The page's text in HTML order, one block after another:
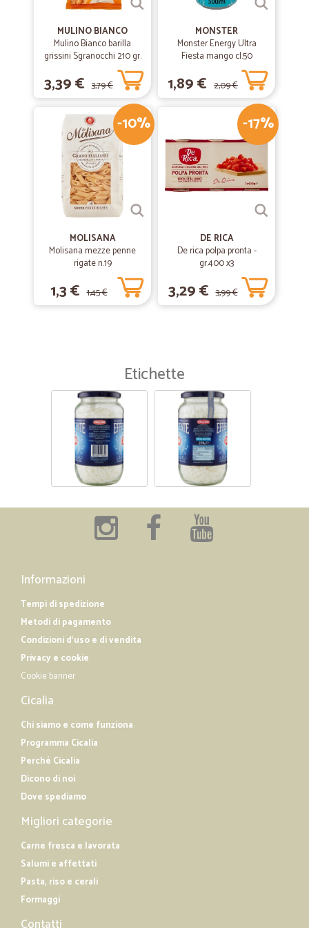
MULINO BIANCO
Mulino Bianco barilla
grissini Sgranocchi 210 gr.
3,39 € 3,79 €
MONSTER
Monster Energy Ultra
Fiesta mango cl.50
1,89 € 2,09 €
-10%
MOLISANA
Molisana mezze penne
rigate n.19
1,3 € 1,45 €
-17%
DE RICA
De rica polpa pronta -
gr.400 x3
3,29 € 3,99 €
Etichette
Informazioni
Tempi di spedizione
Metodi di pagamento
Condizioni d'uso e di vendita
Privacy e cookie
Cookie banner
Cicalia
Chi siamo e come funziona
Programma Cicalia
Perché Cicalia
Dicono di noi
Dove spediamo
Migliori categorie
Carne fresca e lavorata
Salumi e affettati
Pasta, riso e cerali
Formaggi